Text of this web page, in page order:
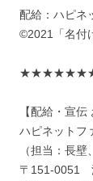
配給：ハピネ
©2021「名付
【配給・宣伝
ハピネットフ
（担当：長
〒151-0051